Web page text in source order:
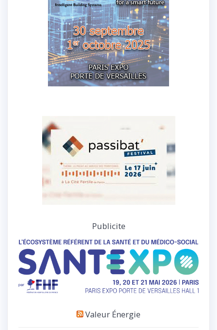
Publicite
Valeur Énergie